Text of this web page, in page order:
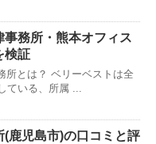
務所・熊本オフィス
検証
所とは？ ベリーベストは全
ている、所属 ...
(鹿児島市)の口コミと評